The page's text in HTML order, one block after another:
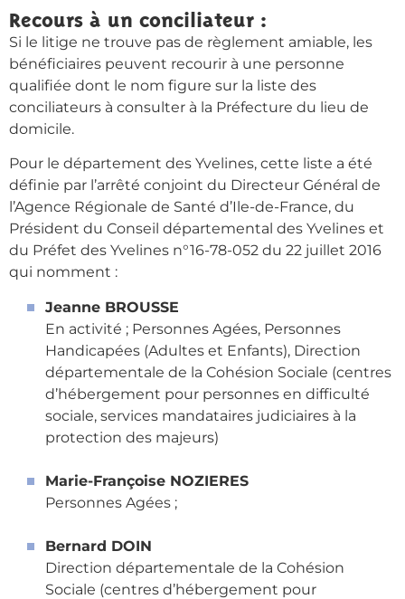
Recours à un conciliateur :
Si le litige ne trouve pas de règlement amiable, les
bénéficiaires peuvent recourir à une personne
qualifiée dont le nom figure sur la liste des
conciliateurs à consulter à la Préfecture du lieu de
domicile.
Pour le département des Yvelines, cette liste a été
définie par l’arrêté conjoint du Directeur Général de
l’Agence Régionale de Santé d’Ile-de-France, du
Président du Conseil départemental des Yvelines et
du Préfet des Yvelines n°16-78-052 du 22 juillet 2016
qui nomment :
Jeanne BROUSSE
En activité ; Personnes Agées, Personnes
Handicapées (Adultes et Enfants), Direction
départementale de la Cohésion Sociale (centres
d’hébergement pour personnes en difficulté
sociale, services mandataires judiciaires à la
protection des majeurs)
Marie-Françoise NOZIERES
Personnes Agées ;
Bernard DOIN
Direction départementale de la Cohésion
Sociale (centres d’hébergement pour